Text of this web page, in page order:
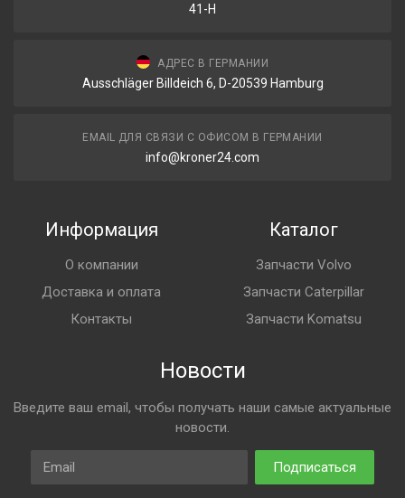
41-Н
АДРЕС В ГЕРМАНИИ
Ausschläger Billdeich 6, D-20539 Hamburg
EMAIL ДЛЯ СВЯЗИ С ОФИСОМ В ГЕРМАНИИ
info@kroner24.com
Информация
О компании
Доставка и оплата
Контакты
Каталог
Запчасти Volvo
Запчасти Caterpillar
Запчасти Komatsu
Новости
Введите ваш email, чтобы получать наши самые актуальные
новости.
Email
Подписаться